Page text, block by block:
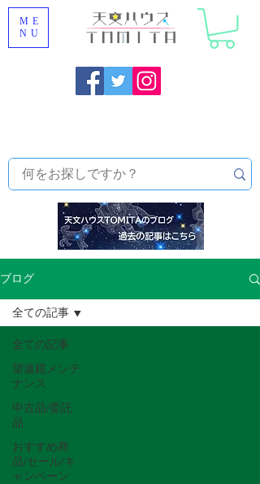
ME
NU
ブログ
全ての記事
望遠鏡メンテ
ナンス
中古品/委託
品
おすすめ商
品/セール/キ
ャンペーン
全ての記事